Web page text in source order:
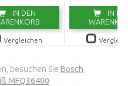
IN DEN
Vergleichen
IN
besuchen Sie Bosch
MFQ36400